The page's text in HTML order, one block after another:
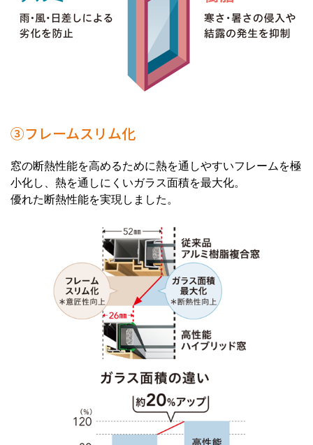
③フレームスリム化
窓の断熱性能を高めるために熱を通しやすいフレームを極
小化し、熱を通しにくいガラス面積を最大化。
優れた断熱性能を実現しました。